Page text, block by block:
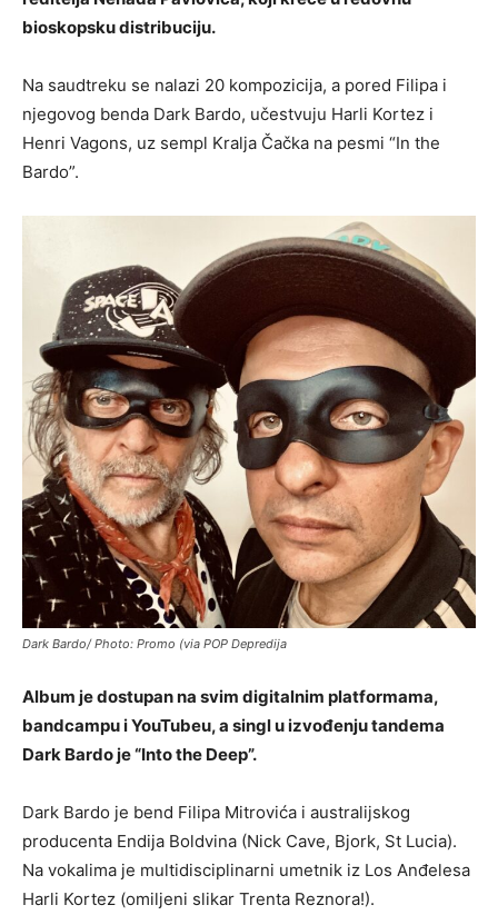
bioskopsku distribuciju.
Na saudtreku se nalazi 20 kompozicija, a pored Filipa i
njegovog benda Dark Bardo, učestvuju Harli Kortez i
Henri Vagons, uz sempl Kralja Čačka na pesmi “In the
Bardo”.
Dark Bardo/ Photo: Promo (via POP Depredija
Album je dostupan na svim digitalnim platformama,
bandcampu i YouTubeu, a singl u izvođenju tandema
Dark Bardo je “Into the Deep”.
Dark Bardo je bend Filipa Mitrovića i australijskog
producenta Endija Boldvina (Nick Cave, Bjork, St Lucia).
Na vokalima je multidisciplinarni umetnik iz Los Anđelesa
Harli Kortez (omiljeni slikar Trenta Reznora!).